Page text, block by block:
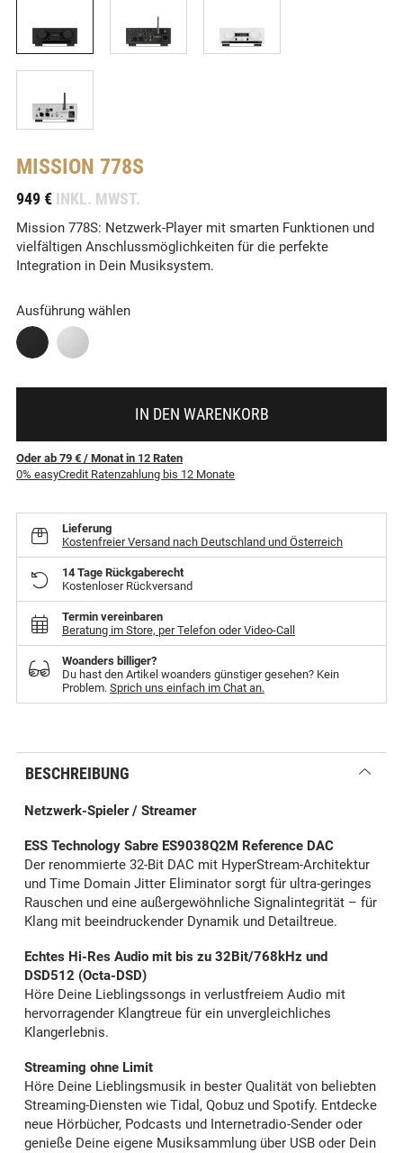
MISSION 778S
949 € INKL. MWST.
Mission 778S: Netzwerk-Player mit smarten Funktionen und
vielfältigen Anschlussmöglichkeiten für die perfekte
Integration in Dein Musiksystem.
Ausführung wählen
IN DEN WARENKORB
Oder ab 79 € / Monatin 12 Raten
0% easyCredit Ratenzahlung bis 12 Monate
Lieferung
Kostenfreier Versand nach Deutschland und Österreich
14 Tage Rückgaberecht
Kostenloser Rückversand
Termin vereinbaren
Beratung im Store, per Telefon oder Video-Call
Woanders billiger?
Du hast den Artikel woanders günstiger gesehen? Kein
Problem. Sprich uns einfach im Chat an.
BESCHREIBUNG
Netzwerk-Spieler / Streamer
ESS Technology Sabre ES9038Q2M Reference DAC
Der renommierte 32-Bit DAC mit HyperStream-Architektur
und Time Domain Jitter Eliminator sorgt für ultra-geringes
Rauschen und eine außergewöhnliche Signalintegrität – für
Klang mit beeindruckender Dynamik und Detailtreue.
Echtes Hi-Res Audio mit bis zu 32Bit/768kHz und
DSD512 (Octa-DSD)
Höre Deine Lieblingssongs in verlustfreiem Audio mit
hervorragender Klangtreue für ein unvergleichliches
Klangerlebnis.
Streaming ohne Limit
Höre Deine Lieblingsmusik in bester Qualität von beliebten
Streaming-Diensten wie Tidal, Qobuz und Spotify. Entdecke
neue Hörbücher, Podcasts und Internetradio-Sender oder
genieße Deine eigene Musiksammlung über USB oder Dein